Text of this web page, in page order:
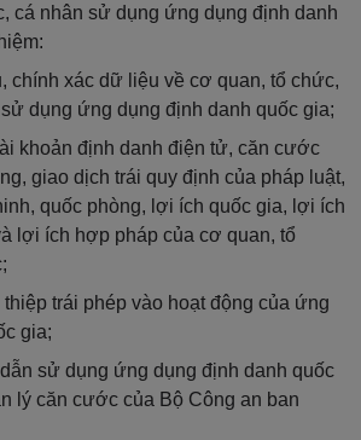
cá nhân sử dụng ứng dụng định danh
chính xác dữ liệu về cơ quan, tổ chức,
dụng ứng dụng định danh quốc gia;
khoản định danh điện tử, căn cước
giao dịch trái quy định của pháp luật,
quốc phòng, lợi ích quốc gia, lợi ích
lợi ích hợp pháp của cơ quan, tổ
trái phép vào hoạt động của ứng
gia;
sử dụng ứng dụng định danh quốc
lý căn cước của Bộ Công an ban